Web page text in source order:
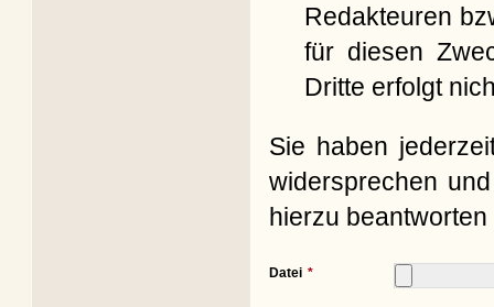
Redakteuren
für diesen
Dritte erfolgt
Sie haben
widersprechen
hierzu
Datei